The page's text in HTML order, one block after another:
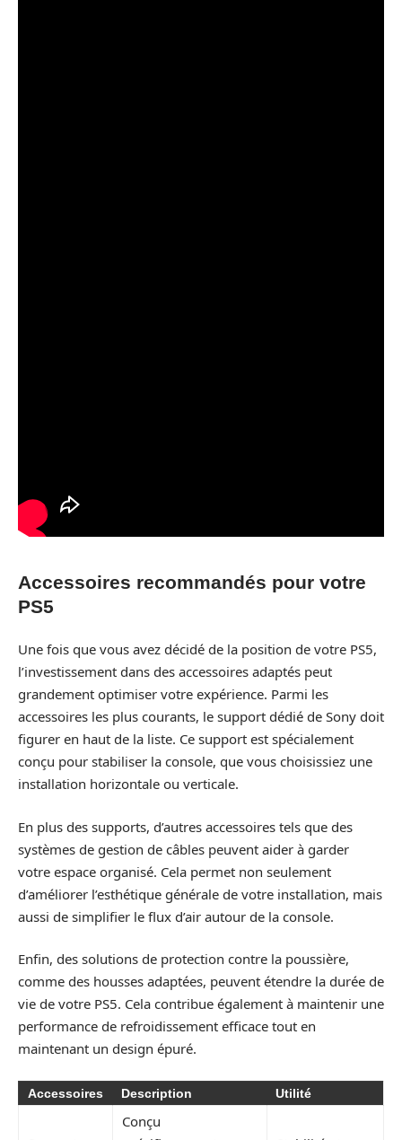
Accessoires recommandés pour votre
PS5
Une fois que vous avez décidé de la position de votre PS5,
l’investissement dans des accessoires adaptés peut
grandement optimiser votre expérience. Parmi les
accessoires les plus courants, le support dédié de Sony doit
figurer en haut de la liste. Ce support est spécialement
conçu pour stabiliser la console, que vous choisissiez une
installation horizontale ou verticale.
En plus des supports, d’autres accessoires tels que des
systèmes de gestion de câbles peuvent aider à garder
votre espace organisé. Cela permet non seulement
d’améliorer l’esthétique générale de votre installation, mais
aussi de simplifier le flux d’air autour de la console.
Enfin, des solutions de protection contre la poussière,
comme des housses adaptées, peuvent étendre la durée de
vie de votre PS5. Cela contribue également à maintenir une
performance de refroidissement efficace tout en
maintenant un design épuré.
Accessoires Description Utilité
Conçu